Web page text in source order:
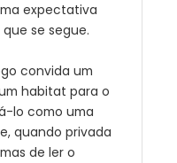
expectativa
se segue.
convida um
habitat para o
lo como uma
quando privada
de ler o